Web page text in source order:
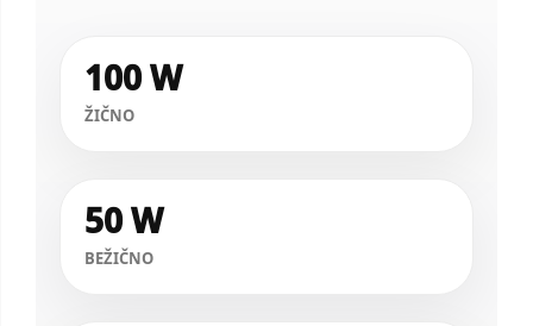
100 W
ŽIČNO
50 W
BEŽIČNO